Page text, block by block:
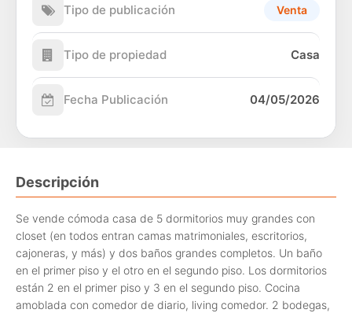
Tipo de publicación Venta
Tipo de propiedad Casa
Fecha Publicación 04/05/2026
Descripción
Se vende cómoda casa de 5 dormitorios muy grandes con
closet (en todos entran camas matrimoniales, escritorios,
cajoneras, y más) y dos baños grandes completos. Un baño
en el primer piso y el otro en el segundo piso. Los dormitorios
están 2 en el primer piso y 3 en el segundo piso. Cocina
amoblada con comedor de diario, living comedor. 2 bodegas,